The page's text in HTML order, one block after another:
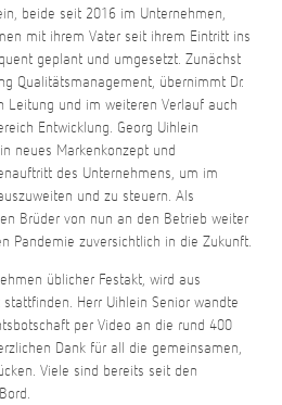
beide seit 2016 im Unternehmen,
mit ihrem Vater seit ihrem Eintritt ins
geplant und umgesetzt. Zunächst
Qualitätsmanagement, übernimmt Dr.
Leitung und im weiteren Verlauf auch
Entwicklung. Georg Uihlein
neues Markenkonzept und
des Unternehmens, um im
und zu steuern. Als
Brüder von nun an den Betrieb weiter
Pandemie zuversichtlich in die Zukunft.
üblicher Festakt, wird aus
Herr Uihlein Senior wandte
per Video an die rund 400
Dank für all die gemeinsamen,
Viele sind bereits seit den